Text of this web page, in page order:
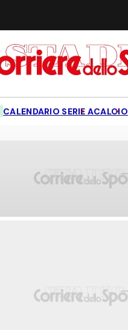
CALENDARIO SERIE ACALCIO